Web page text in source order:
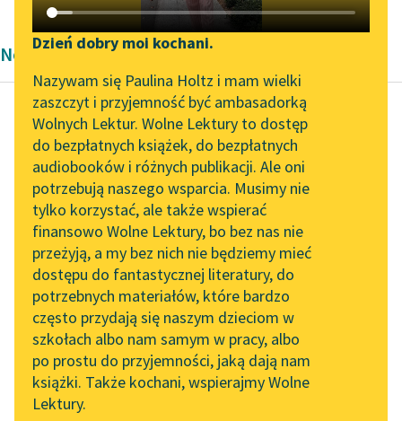
Katalog DAISY
Podkasty o książkach
Zgłoś brak utworu
Aktualności
Zapraszamy na spotkanie
online z tłumaczkami
literatury skandynawskiej
Spotkanie z Katarzyną
Tunkiel w Oslo
Wolne Lektury na 32.
Pol’and’Rock Festivalu
„Kochanek Lady
Chatterley” do słuchania
na Wolnych Lekturach
Nowy audiobook –
„Marzenie o Oriencie”
Narzędzia
Mapa Wolnych Lektur
Leśmianator
Przewodnik dla piszących i
czytających
API
OAI-PMH
Widget Wolnych Lektur
Przypisy
Dzień dobry moi kochani.
Nazywam się Paulina Holtz i mam wielki
zaszczyt i przyjemność być ambasadorką
Wolnych Lektur. Wolne Lektury to dostęp
do bezpłatnych książek, do bezpłatnych
audiobooków i różnych publikacji. Ale oni
potrzebują naszego wsparcia. Musimy nie
tylko korzystać, ale także wspierać
finansowo Wolne Lektury, bo bez nas nie
przeżyją, a my bez nich nie będziemy mieć
dostępu do fantastycznej literatury, do
potrzebnych materiałów, które bardzo
często przydają się naszym dzieciom w
szkołach albo nam samym w pracy, albo
po prostu do przyjemności, jaką dają nam
książki. Także kochani, wspierajmy Wolne
Lektury.
Nowela Bolesław Prus
Bolesław Prus
Dziwna historia
— „Jestem anioł
Gabriel” — odpowiada
młodzieniec.
(Dwaj słuchający
konduktorowie i
nadkonduktor wydali
w tym miejscu okrzyk...